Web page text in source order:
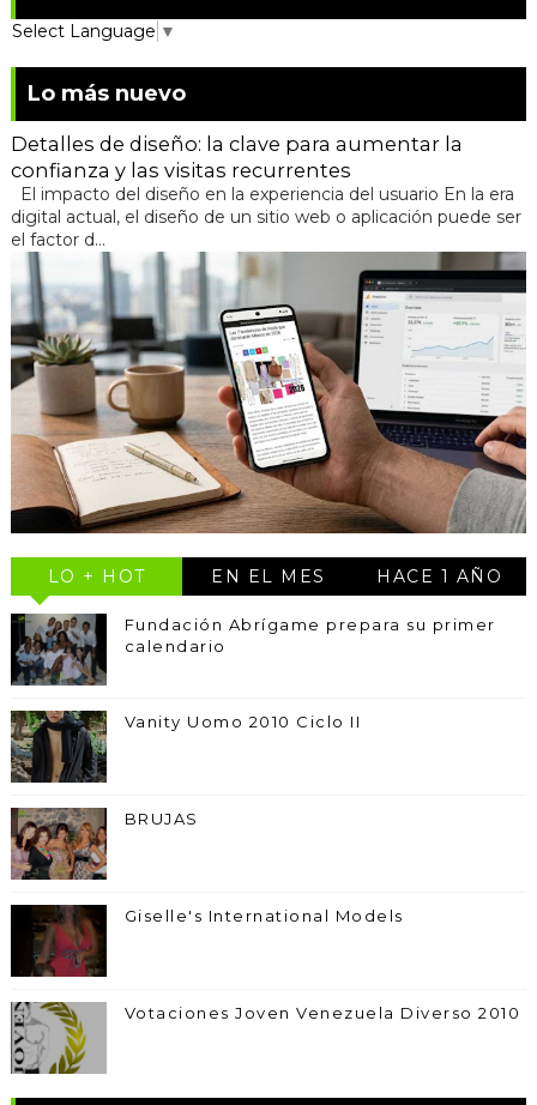
Select Language ▼
Lo más nuevo
Detalles de diseño: la clave para aumentar la
confianza y las visitas recurrentes
El impacto del diseño en la experiencia del usuario En la era
digital actual, el diseño de un sitio web o aplicación puede ser
el factor d...
LO + HOT EN EL MES HACE 1 AÑO
Fundación Abrígame prepara su primer
calendario
Vanity Uomo 2010 Ciclo II
BRUJAS
Giselle's International Models
Votaciones Joven Venezuela Diverso 2010